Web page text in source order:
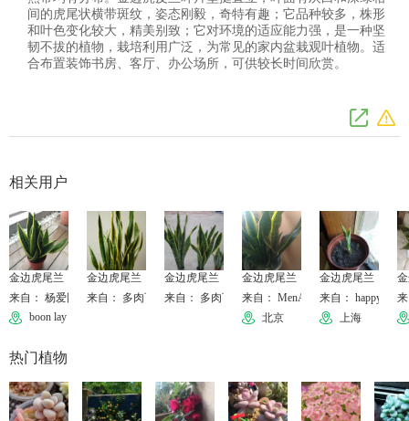
间的虎尾状横带斑纹，姿态刚毅，奇特有趣；它品种较多，株形
和叶色变化较大，精美别致；它对环境的适应能力强，是一种坚
韧不拔的植物，栽培利用广泛，为常见的家内盆栽观叶植物。适
合布置装饰书房、客厅、办公场所，可供较长时间欣赏。
相关用户
金边虎尾兰
来自： 杨爱国
boon lay and pioneer
金边虎尾兰
来自： 多肉百科
金边虎尾兰
来自： 多肉百科
金边虎尾兰
来自： MenAccess
北京
金边虎尾兰
来自： happy林海
上海
热门植物